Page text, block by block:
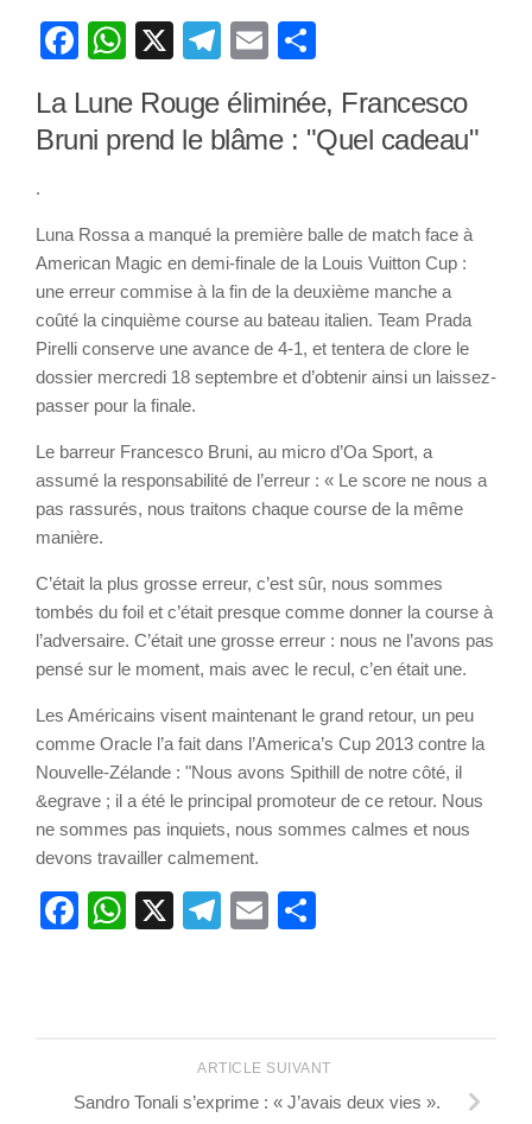
Facebook
WhatsApp
X Telegram
Email
La Lune Rouge éliminée, Francesco
Bruni prend le blâme : "Quel cadeau"
.
Luna Rossa a manqué la première balle de match face à
American Magic en demi-finale de la Louis Vuitton Cup :
une erreur commise à la fin de la deuxième manche a
coûté la cinquième course au bateau italien. Team Prada
Pirelli conserve une avance de 4-1, et tentera de clore le
dossier mercredi 18 septembre et d’obtenir ainsi un laissez-
passer pour la finale.
Le barreur Francesco Bruni, au micro d’Oa Sport, a
assumé la responsabilité de l’erreur : « Le score ne nous a
pas rassurés, nous traitons chaque course de la même
manière.
C’était la plus grosse erreur, c’est sûr, nous sommes
tombés du foil et c’était presque comme donner la course à
l’adversaire. C’était une grosse erreur : nous ne l’avons pas
pensé sur le moment, mais avec le recul, c’en était une.
Les Américains visent maintenant le grand retour, un peu
comme Oracle l’a fait dans l’America’s Cup 2013 contre la
Nouvelle-Zélande : "Nous avons Spithill de notre côté, il
&egrave ; il a été le principal promoteur de ce retour. Nous
ne sommes pas inquiets, nous sommes calmes et nous
devons travailler calmement.
Facebook
WhatsApp
X Telegram
Email
ARTICLE SUIVANT
Sandro Tonali s’exprime : « J’avais deux vies ».